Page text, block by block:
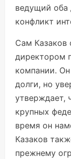
ведущий оба
конфликт
Сам Казаков
директором
компании.
долги, но
утверждает,
крупных
время он
Казаков
прежнему